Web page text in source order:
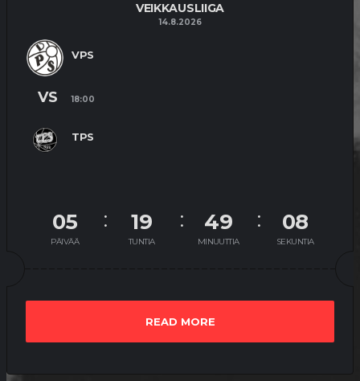
VEIKKAUSLIIGA
14.8.2026
VPS
TPS
VS 18:00
05
PÄIVÄÄ
19
TUNTIA
49
MINUUTTIA
07
SEKUNTIA
READ MORE